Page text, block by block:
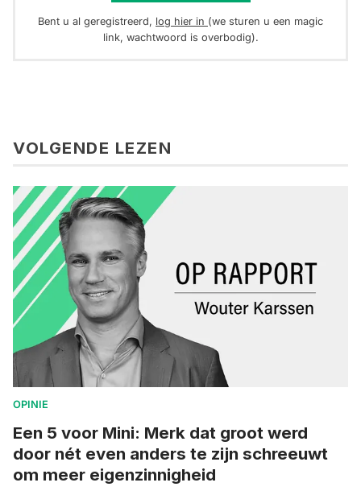
Bent u al geregistreerd, log hier in (we sturen u een magic
link, wachtwoord is overbodig).
VOLGENDE LEZEN
OPINIE
Een 5 voor Mini: Merk dat groot werd
door nét even anders te zijn schreeuwt
om meer eigenzinnigheid